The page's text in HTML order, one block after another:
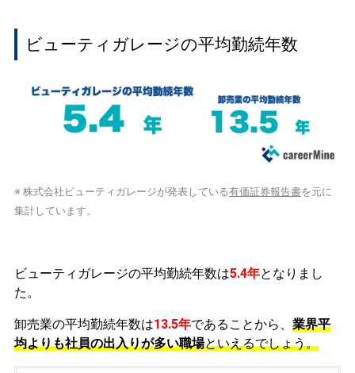
ビューティガレージの平均勤続年数
※ 株式会社ビューティガレージが発表している有価証券報告書を元に
集計しています。
ビューティガレージの平均勤続年数は5.4年となりまし
た。
卸売業の平均勤続年数は13.5年であることから、 業界平
均よりも社員の出入りが多い職場といえるでしょう。